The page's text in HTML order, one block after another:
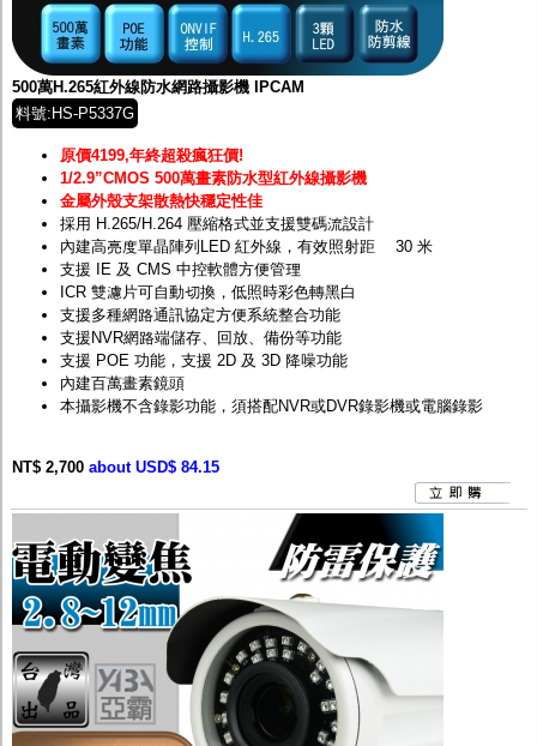
500萬H.265紅外線防水網路攝影機 IPCAM
料號:HS-P5337G
原價4199,年終超殺瘋狂價!
1/2.9”CMOS 500萬畫素防水型紅外線攝影機
金屬外殼支架散熱快穩定性佳
採用 H.265/H.264 壓縮格式並支援雙碼流設計
內建高亮度單晶陣列LED 紅外線，有效照射距離 30 米
支援 IE 及 CMS 中控軟體方便管理
ICR 雙濾片可自動切換，低照時彩色轉黑白
支援多種網路通訊協定方便系統整合功能
支援NVR網路端儲存、回放、備份等功能
支援 POE 功能，支援 2D 及 3D 降噪功能
內建百萬畫素鏡頭
本攝影機不含錄影功能，須搭配NVR或DVR錄影機或電腦錄影
NT$ 2,700 about USD$ 84.15